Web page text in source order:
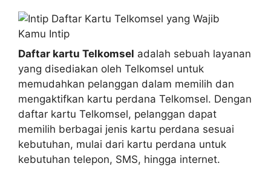
Daftar kartu Telkomsel adalah sebuah layanan
yang disediakan oleh Telkomsel untuk
memudahkan pelanggan dalam memilih dan
mengaktifkan kartu perdana Telkomsel. Dengan
daftar kartu Telkomsel, pelanggan dapat
memilih berbagai jenis kartu perdana sesuai
kebutuhan, mulai dari kartu perdana untuk
kebutuhan telepon, SMS, hingga internet.